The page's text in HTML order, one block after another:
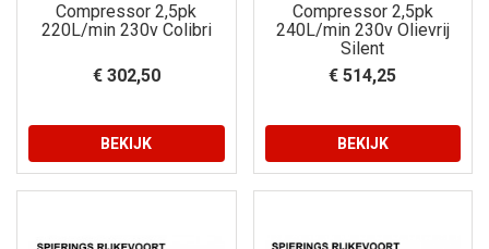
Compressor 2,5pk
220L/min 230v Colibri
€ 302,50
BEKIJK
Compressor 2,5pk
240L/min 230v Olievrij
Silent
€ 514,25
BEKIJK